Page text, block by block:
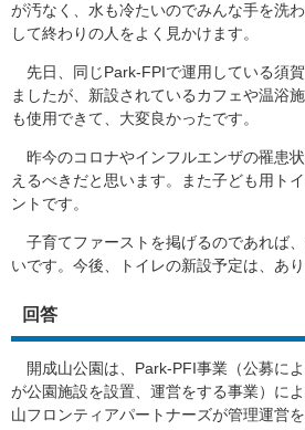
が汚なく、水も冷たいのでみんな手を洗
して終わりの人をよく見かけます。
先日、同じPark-FPIで運用している須
ましたが、新設されているカフェや温浴
も使用できて、大変良かったです。
昨今のコロナやインフルエンザの罹患
えるべきだと思います。また子ども用ト
ントです。
子育てファーストを掲げるのであれば
いです。今後、トイレの新設予定は、あり
回答
開成山公園は、Park-PFI事業（公募に
が公園施設を設置、運営をする事業）に
山フロンティアパートナーズが管理運営を